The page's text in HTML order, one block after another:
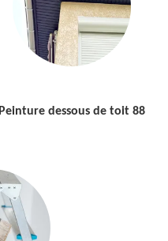
Peinture dessous de toit 88